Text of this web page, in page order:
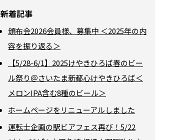
新着記事
頒布会2026会員様、募集中 ＜2025年の内
容を振り返る＞
【5/28-6/1】2025けやきひろば春のビー
ル祭り＠さいたま新都心けやきひろば＜
メロンIPA含む8種のビール＞
ホームページをリニューアルしました
運転士企画の駅ビアフェス再び！5/22